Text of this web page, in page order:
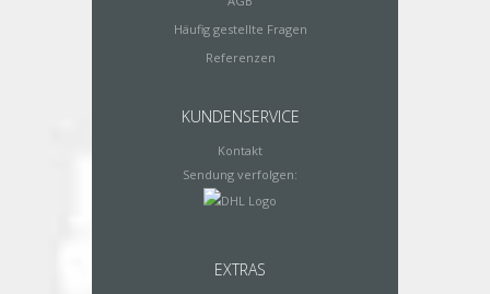
Häufig gestellte Fragen
Referenzen
KUNDENSERVICE
Kontakt
Sendung verfolgen:
EXTRAS